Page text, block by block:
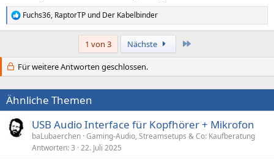
R
e
i
o
n
e
n
Fuchs36, RaptorTP und Der Kabelbinder
1 von 3 Nächste
Für weitere Antworten geschlossen.
Ähnliche Themen
USB Audio Interface für Kopfhörer + Mikrofon
baLubaerchen Gaming-Audio, Streamsetups & Co: Kaufberatung
Antworten 3 22. Juli 2025